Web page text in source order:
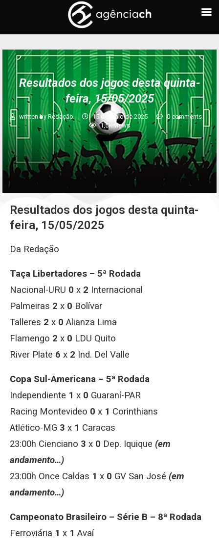
Resultados dos jogos desta quinta-
feira, 15/05/2025
written byRedação 15 de maio de 2025
0 comments
1,5Kviews
Resultados dos jogos desta quinta-
feira, 15/05/2025
Da Redação
Taça Libertadores – 5ª Rodada
Nacional-URU 0 x 2 Internacional
Palmeiras 2 x 0 Bolívar
Talleres 2 x 0 Alianza Lima
Flamengo 2 x 0 LDU Quito
River Plate 6 x 2 Ind. Del Valle
Copa Sul-Americana – 5ª Rodada
Independiente 1 x 0 Guaraní-PAR
Racing Montevideo 0 x 1 Corinthians
Atlético-MG 3 x 1 Caracas
23:00h Cienciano 3 x 0 Dep. Iquique (em
andamento…)
23:00h Once Caldas 1 x 0 GV San José (em
andamento…)
Campeonato Brasileiro – Série B – 8ª Rodada
Ferroviária 1 x 1 Avaí